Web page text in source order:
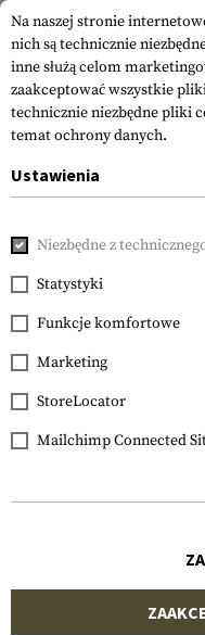
Clawgear
USA Flag Patch
Na naszej stronie
nich są technicznie
inne służą celom
zaakceptować wszystkie
technicznie niezbędne pliki
temat ochrony danych.
Ustawienia
Niezbędne z
Statystyki
Funkcje komfortowe
Marketing
StoreLocator
Mailchimp Connected